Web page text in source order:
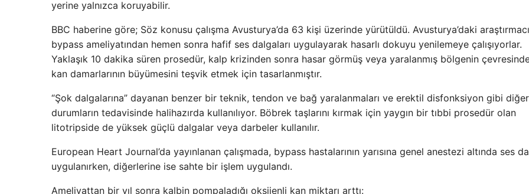
yerine yalnızca koruyabilir.
BBC haberine göre; Söz konusu çalışma Avusturya’da 63 kişi üzerinde yürütüldü. Avusturya’daki
bypass ameliyatından hemen sonra hafif ses dalgaları uygulayarak hasarlı dokuyu yenilemeye çalışıyorlar.
Yaklaşık 10 dakika süren prosedür, kalp krizinden sonra hasar görmüş veya yaralanmış bölgenin
kan damarlarının büyümesini teşvik etmek için tasarlanmıştır.
“Şok dalgalarına” dayanan benzer bir teknik, tendon ve bağ yaralanmaları ve erektil disfonksiyon gibi diğer
durumların tedavisinde halihazırda kullanılıyor. Böbrek taşlarını kırmak için yaygın bir tıbbi prosedür olan
litotripside de yüksek güçlü dalgalar veya darbeler kullanılır.
European Heart Journal’da yayınlanan çalışmada, bypass hastalarının yarısına genel anestezi altında ses
uygulanırken, diğerlerine ise sahte bir işlem uygulandı.
Ameliyattan bir yıl sonra kalbin pompaladığı oksijenli kan miktarı arttı: